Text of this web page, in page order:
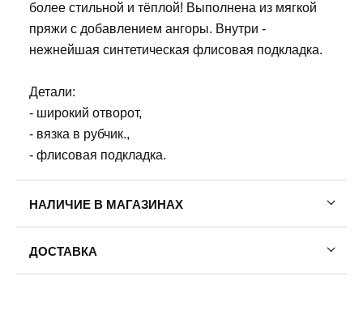
более стильной и тёплой! Выполнена из мягкой
пряжи с добавлением ангоры. Внутри -
нежнейшая синтетическая флисовая подкладка.
Детали:
- широкий отворот,
- вязка в рубчик.,
- флисовая подкладка.
НАЛИЧИЕ В МАГАЗИНАХ
ДОСТАВКА
Пермь — бесплатно